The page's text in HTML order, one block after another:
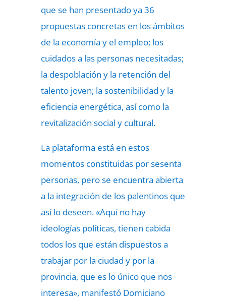
que se han presentado ya 36
propuestas concretas en los ámbitos
de la economía y el empleo; los
cuidados a las personas necesitadas;
la despoblación y la retención del
talento joven; la sostenibilidad y la
eficiencia energética, así como la
revitalización social y cultural.
La plataforma está en estos
momentos constituidas por sesenta
personas, pero se encuentra abierta
a la integración de los palentinos que
así lo deseen. «Aquí no hay
ideologías políticas, tienen cabida
todos los que están dispuestos a
trabajar por la ciudad y por la
provincia, que es lo único que nos
interesa», manifestó Domiciano